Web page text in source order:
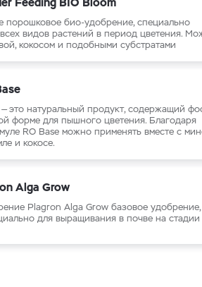
порошковое био-удобрение, специально
видов растений в период цветения.
кокосом и подобными субстратами
— это натуральный продукт, содержащий
форме для пышного цветения. Благодаря
RO Base можно применять вместе с
и кокосе.
Alga Grow
Plagron Alga Grow базовое удобрение,
для выращивания в почве на стадии